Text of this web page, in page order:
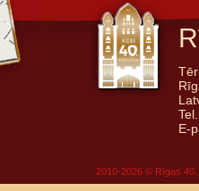
E-
2010-2026 © Rīgas